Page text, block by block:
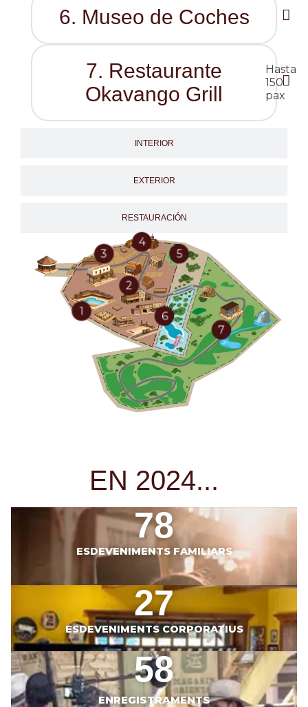
INTERIOR
EXTERIOR
RESTAURACIÓN
6. Museo de Coches
7. Restaurante
Okavango Grill
Hasta
150
pax
1
Restaurante Arizona
2
Saloon The Yellow Rose
3
Zona BBQ
4
La Capilla
5
El Rancho
6
Museo de Carros
7
Restaurante Okavango
EN 2024...
ESDEVENIMENTS FAMILIARS
78
ESDEVENIMENTS CORPORATIUS
27
ENREGISTRAMENTS
58